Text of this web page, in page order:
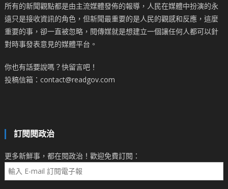
所有的新聞觀點都是由主流媒體發佈的報導，人民在媒體中扮演的永
遠只是接收資訊的角色，但新聞最重要的是人民的觀感和反應，這麼
重要的事，卻一直被忽略，閱傳媒就是想建立一個讓任何人都可以針
對時事發表意見的媒體平台。
你也有話要說嗎？快留言吧！
投稿信箱：contact@readgov.com
訂閱閱政治
更多新鮮事，都在閱政治！歡迎免費訂閱：